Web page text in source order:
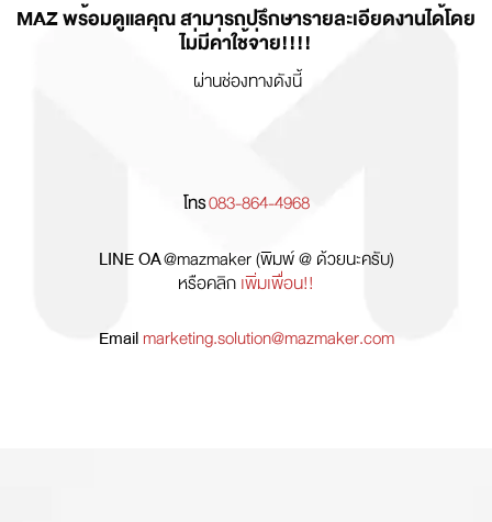
MAZ พร้อมดูแลคุณ สามารถปรึกษารายละเอียดงานได้โดย
ไม่มีค่าใช้จ่าย!!!!
ผ่านช่องทางดังนี้
โทร083-864-4968
LINE OA@mazmaker (พิมพ์ @ ด้วยนะครับ)
หรือคลิกเพิ่มเพื่อน!!
Emailmarketing.solution@mazmaker.com